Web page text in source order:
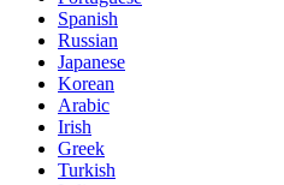
Spanish
Russian
Japanese
Korean
Arabic
Irish
Greek
Turkish